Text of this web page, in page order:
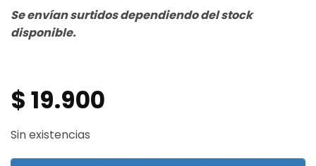
Se envían surtidos dependiendo del stock
disponible.
$19.900
Sin existencias